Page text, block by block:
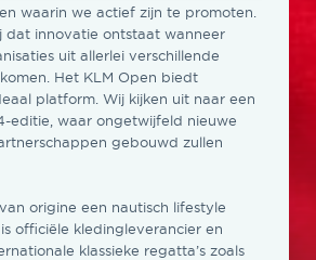
waarin we actief zijn te promoten.
dat innovatie ontstaat wanneer
uit allerlei verschillende
Het KLM Open biedt
platform. Wij kijken uit naar een
editie, waar ongetwijfeld nieuwe
gebouwd zullen
origine een nautisch lifestyle
officiële kledingleverancier en
klassieke regatta’s zoals